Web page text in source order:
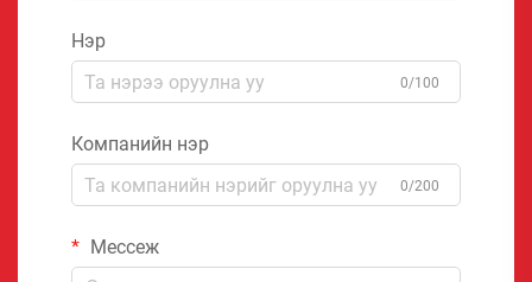
Нэр
0/100
Компанийн нэр
0/200
Мессеж